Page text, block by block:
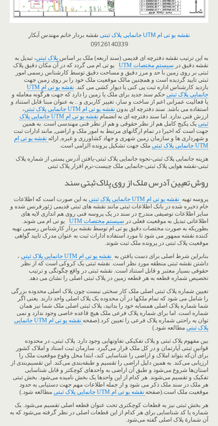
نقشه یو تی ام UTM جانمایی پلاک ثبتی
نقشه بردار خانم مهندس آبکار
09126140339
به این ترتیب نقشه دفترچه ای قدیمی (سند اربعه) ملک بر اساس پلاک ثبتی، تبدیل به
نقشه دقیق در سیستم مختصات UTM
یو تی ام می گردد که در آن مکان دقیق پلاک
ثبتی بر روی زمین با حد و مرز دقیق و مساحت دقیق توسط کارشناس رسمی امور
ثبتی تایید گردیده است و همچنین مالک موقعیت ملک خود را بر روی زمین جهت
بازدید کارشناس اداره ثبت پی کنی یا دیوار کشی می کند.
نقشه یو تی ام UTM
جانمایی پلاک ثبتی حکم سند جدید برای ملک یا زمین را دارد که جهت هرگونه معامله و
یا فعالیت عمرانی اعم از ساخت و ساز، تغییر کاربری و .. به عنوان مبنا قابل استناد و
استفاده می باشد. سند دفترچه ای بدون نقشه یو تی ام UTM جانمایی پلاک ثبتی
،
ارزش فنی ندارد. اما سند دفترچه ای به انضمام
نقشه یو تی ام UTM جانمایی پلاک
ثبتی یک پکیج کامل هم از نظر حقوقی و هم از نظر فنی مهندسی است. به همین
جهت است که اخیرا در تمام ارگانهای مرتبط به امور ملک و اراضی, مانند ادارات ثبت
و شهرداری ها و سازمان زمین شهری و جهاد کشاورزی و غیره, ارائه نقشه یو تی ام
UTM جانمایی پلاک ثبتی
ملک جهت تشکیل پرونده الزامی است.
هزینه جانمایی پلاک ثبتی-نحوه جانمایی پلاک ثبتی-یافتن آدرس پستی از شماره پلاک
ثبتی-نقشه هوایی پلاک ثبتی-جانمایی ملک چیست-نرم افزار پلاک ثبتی
روش تعیین آدرس ملک از روی پلاک ثبتی سند
پروسه تهیه نقشه یو تی ام UTM جانمایی پلاک ثبتی
به این صورت است که اطلاعات
خام ذخیره شده در بانک اطلاعات ثبتی مانند نقشه های ثبتی قدیمی ژئورفرنس شده و
سایر اطلاعات توصیفی مندرج در سند در یک پروسه فنی روی هم اندازی لایه های
اطلاعاتی تبدیل به موقعیت فعلی در سیستم مختصات UTM
یو تی ام می شوند.
بطوریکه به صورت مختصات دقیق یو تی ام توسط نقشه بردار کارشناس رسمی تهیه
کننده نقشه ممهور می شود تا مورد استفاده ادارات ثبت به عنوان مدرک تایید گواهی
موقعیت پلاک ثبتی در پرونده ملک ثبت شوند.
بنابراین شرط اصلی برای دست یافتن به نقشه یو تی ام UTM جانمایی پلاک ثبتی ،
داشتن نقشه ثبتی منطقه مورد نظر است. نقشه ثبتی یک کروکی است که از نظر
حقوقی بسیار معتبر و قابل استناد است. نقشه ثبتی در واقع چگونگی و ترتیب
تخصیص شماره قطعه به هر قطعه زمین در پلاک ثبتی اصلی را نشان می دهد.
تعیین شماره پلاک ثبتی اصلی ملک کار سختی نیست چون پلاک اصلی محدوده بزرگی
را شامل می شود که تمام ملکها در آن محدوده یک پلاک اصلی واحد دارند. یعنی اگر
شما شماره پلاک اصلی همسایه خود را بدانید، پلاک ثبتی اصلی ملک شما نیز همان
شماره است. اما برای شماره پلاک فرعی ملک هیچ قاعده خاصی وجود ندارد و نمی
توان به راحتی شماره پلاک فرعی را تعیین کرد.(صفحه
نقشه یو تی ام UTM جانمایی
پلاک ثبتی مطالعه شود.)
بین مفهوم پلاک ثبتی و پلاک تفکیکی تفاوتهایی وجود دارد. پلاک ثبتی، در محدوده
قوانین ثبتی آپارتمان و در کل ملک قرار می‌گیرد. سازمان ثبت اسناد و املاک کشور
برای آن‌که بتواند املاک و اراضی را شناسایی کند، ابتدا محل وقوع موقعیت ملک را
ارزیابی می‌کند. به همین دلیل اراضی را تقسیم و طبقه‌بندی می‌کند. این تقسیم‌بندی از
استان‌ها شروع می‌شود و طبق آن اراضی به واحد‌های کوچکتر و قابل شناسایی
تفکیک و تقسیم می‌شوند. هر کدام از این واحد‌ها یک بخش نامیده می‌شود. بخش ثبتی
هر ملک در سند ملک ذکر می شود و از جمله اطلاعات مهم جهت دستیابی به حدود
موقعیت ملک است.(صفحه نقشه یو تی ام UTM جانمایی پلاک ثبتی
مطالعه شود.)
هر بخش ثبتی نیز به قطعات کوچکتری تحت عنوان قطعه اصلی تقسیم می‌شود. یک
شماره یا کد شناسایی برای هر کدام از این قطعات اصلی در نظر گرفته می‌شود که به
آن شمارۀ پلاک اصلی گفته می‌شود.